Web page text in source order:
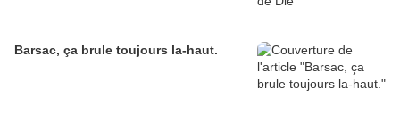
Barsac, ça brule toujours la-haut.